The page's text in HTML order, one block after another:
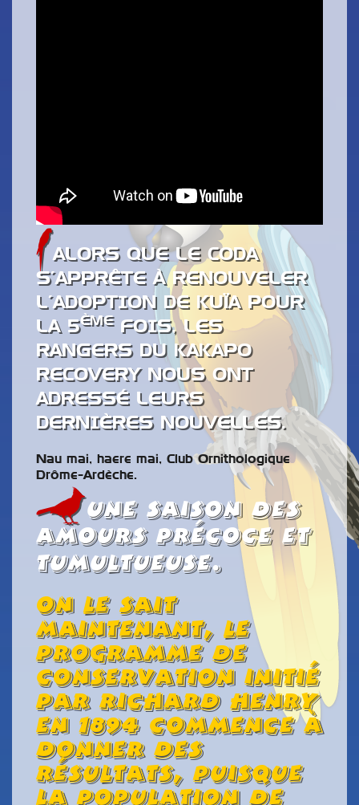
ALORS QUE LE CODA
S’APPRÊTE À RENOUVELER
L’ADOPTION DE KUÏA POUR
LA 5ÈMEFOIS, LES
RANGERS DU KAKAPO
RECOVERY NOUS ONT
ADRESSÉ LEURS
DERNIÈRES NOUVELLES.
Nau mai, haere mai, Club Ornithologique
Drôme-Ardèche.
Une saison des
amours précoce et
tumultueuse.
On le sait
maintenant, le
programme de
conservation initié
par Richard Henry
en 1894 commence à
donner des
résultats, puisque
la population de